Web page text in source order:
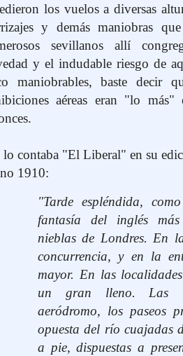
los vuelos a diversas
y demás maniobras
sevillanos allí
y el indudable riesgo de
maniobrables, baste decir
aéreas eran "lo
lo contaba "El Liberal" en su
1910:
"Tarde espléndida,
fantasía del inglés
nieblas de Londres. En
concurrencia, y en la
mayor. En las
un gran lleno. Las
aeródromo, los paseos
opuesta del río cuajadas
a pie, dispuestas a